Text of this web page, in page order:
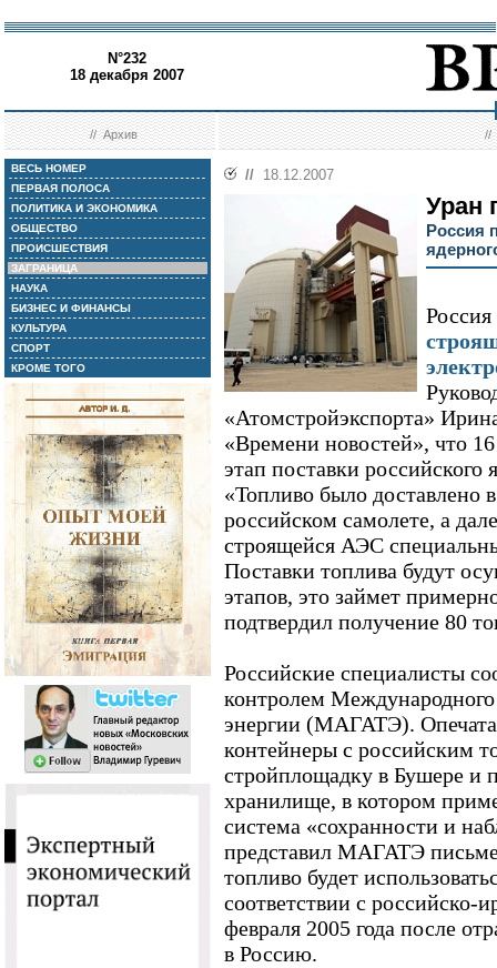
N°232
18 декабря 2007
//Архив //
ВЕСЬ НОМЕР
ПЕРВАЯ ПОЛОСА
ПОЛИТИКА И ЭКОНОМИКА
ОБЩЕСТВО
ПРОИСШЕСТВИЯ
ЗАГРАНИЦА
НАУКА
БИЗНЕС И ФИНАНСЫ
КУЛЬТУРА
СПОРТ
КРОМЕ ТОГО
// 18.12.2007
Уран
Россия
«Атомстройэкспорта»
«Времени новостей», что
этап поставки российского
«Топливо было доставлено
российском самолете, а
строящейся АЭС
Поставки топлива будут
этапов, это займет
подтвердил получение 80
Российские специалисты
контролем
энергии (МАГАТЭ).
контейнеры с российским
стройплощадку в Бушере и
хранилище, в котором
система «сохранности и
представил МАГАТЭ
топливо будет
соответствии с российско-
февраля 2005 года после
в Россию.